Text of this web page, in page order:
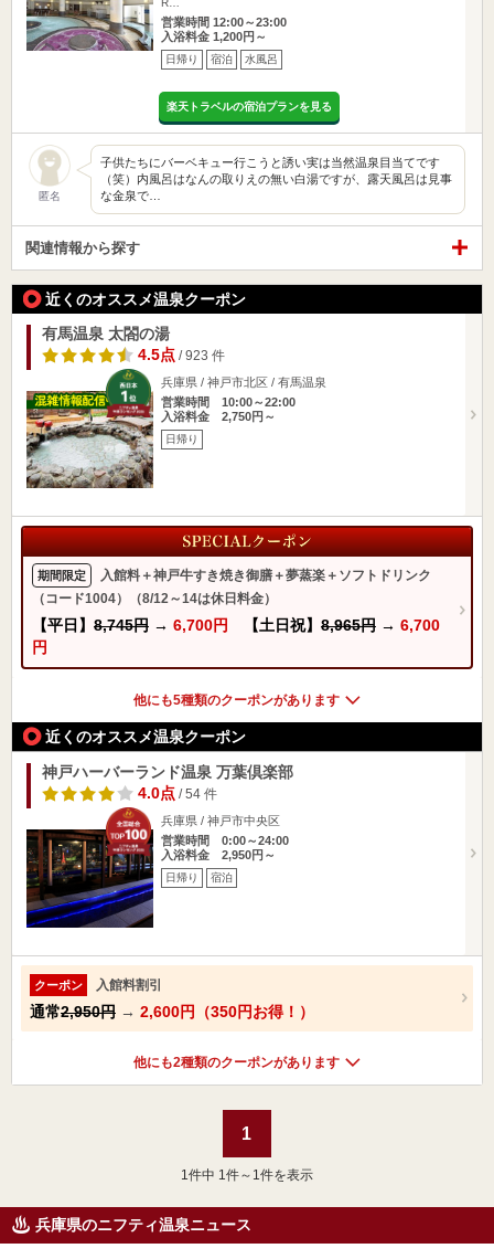
R…
営業時間 12:00～23:00
入浴料金 1,200円～
日帰り 宿泊 水風呂
楽天トラベルの宿泊プランを見る
匿名
子供たちにバーベキュー行こうと誘い実は当然温泉目当てです
（笑）内風呂はなんの取りえの無い白湯ですが、露天風呂は見事
な金泉で…
関連情報から探す
近くのオススメ温泉クーポン
有馬温泉 太閤の湯
4.5点/ 923 件
兵庫県 / 神戸市北区 / 有馬温泉
営業時間 10:00～22:00
入浴料金 2,750円～
日帰り
期間限定
入館料＋神戸牛すき焼き御膳＋夢蒸楽＋ソフトドリンク
（コード1004）（8/12～14は休日料金）
【平日】 8,745円 → 6,700円 【土日祝】 8,965円 → 6,700
円
他にも5種類のクーポンがあります
近くのオススメ温泉クーポン
神戸ハーバーランド温泉 万葉倶楽部
4.0点/ 54 件
兵庫県 / 神戸市中央区
営業時間 0:00～24:00
入浴料金 2,950円～
日帰り 宿泊
クーポン 入館料割引
通常2,950円 → 2,600円（350円お得！）
他にも2種類のクーポンがあります
1
1 件中 1件～1件を表示
兵庫県のニフティ温泉ニュース